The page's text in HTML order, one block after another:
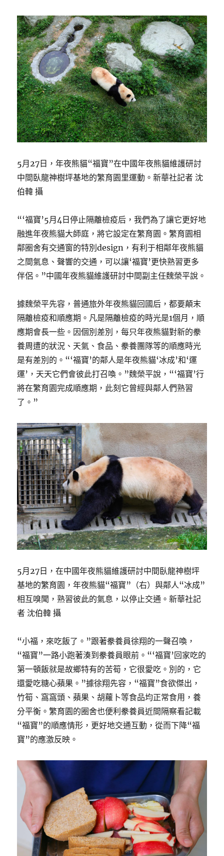
5月27日，年夜熊貓“福寶”在中國年夜熊貓維護研討
中間臥龍神樹坪基地的繁育園里運動。新華社記者 沈
伯韓 攝
“‘福寶’5月4日停止隔離檢疫后，我們為了讓它更好地
融進年夜熊貓大師庭，將它設定在繁育園。繁育園相
鄰圈舍有交通窗的特別design，有利于相鄰年夜熊貓
之間氣息、聲響的交通，可以讓‘福寶’更快熟習更多
伴侶。”中國年夜熊貓維護研討中間副主任魏榮平說。
據魏榮平先容，普通旅外年夜熊貓回國后，都要顛末
隔離檢疫和順應期。凡是隔離檢疫的時光是1個月，順
應期會長一些。因個別差別，每只年夜熊貓對新的豢
養周遭的狀況、天氣、食品、豢養團隊等的順應時光
是有差別的。“‘福寶’的鄰人是年夜熊貓‘冰成’和‘運
運’，天天它們會彼此打召喚。”魏榮平說，“‘福寶’行
將在繁育園完成順應期，此刻它曾經與鄰人們熟習
了。”
5月27日，在中國年夜熊貓維護研討中間臥龍神樹坪
基地的繁育園，年夜熊貓“福寶”（右）與鄰人“冰成”
相互嗅聞，熟習彼此的氣息，以停止交通。新華社記
者 沈伯韓 攝
“小福，來吃飯了。”跟著豢養員徐翔的一聲召喚，
“福寶”一路小跑著湊到豢養員眼前。“‘福寶’回家吃的
第一頓飯就是故鄉特有的苦筍，它很愛吃。別的，它
還愛吃糖心蘋果。”據徐翔先容，“福寶”食欲傑出，
竹筍、窩窩頭、蘋果、胡蘿卜等食品均正常食用，養
分平衡。繁育園的圈舍也便利豢養員近間隔察看記載
“福寶”的順應情形，更好地交通互動，從而下降“福
寶”的應激反映。